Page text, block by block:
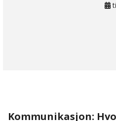
Kommunikasjon: